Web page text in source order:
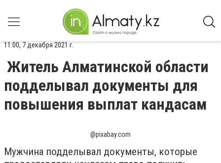
11:00, 7 декабря 2021 г.
Житель Алматинской области
подделывал документы для
повышения выплат кандасам
@pixabay.com
Мужчина подделывал документы, которые